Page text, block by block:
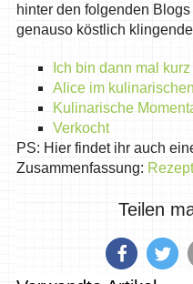
hinter den folgenden
genauso köstlich
Ich bin dann mal
Alice im
Kulinarische
Verkocht
PS: Hier findet ihr auch
Zusammenfassung:
Teilen